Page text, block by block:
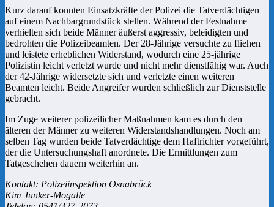
Kurz darauf konnten Einsatzkräfte der Polizei die Tatverdächtigen
auf einem Nachbargrundstück stellen. Während der Festnahme
verhielten sich beide Männer äußerst aggressiv, beleidigten und
bedrohten die Polizeibeamten. Der 28-Jährige versuchte zu fliehen
und leistete erheblichen Widerstand, wodurch eine 25-jährige
Polizistin leicht verletzt wurde und nicht mehr dienstfähig war. Auch
der 42-Jährige widersetzte sich und verletzte einen weiteren
Beamten leicht. Beide Angreifer wurden schließlich zur Dienststelle
gebracht.
Im Zuge weiterer polizeilicher Maßnahmen kam es durch den
älteren der Männer zu weiteren Widerstandshandlungen. Noch am
selben Tag wurden beide Tatverdächtige dem Haftrichter vorgeführt,
der die Untersuchungshaft anordnete. Die Ermittlungen zum
Tatgeschehen dauern weiterhin an.
Kontakt: Polizeiinspektion Osnabrück
Kim Junker-Mogalle